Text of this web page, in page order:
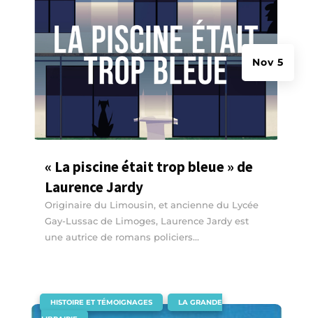
« La piscine était trop bleue » de
Laurence Jardy
Nov 5
Originaire du Limousin, et ancienne du Lycée
Gay-Lussac de Limoges, Laurence Jardy est
une autrice de romans policiers...
HISTOIRE ET TÉMOIGNAGES
LA GRANDE